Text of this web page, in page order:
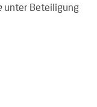
unter Beteiligung